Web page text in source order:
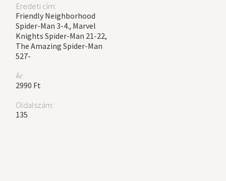
Eredeti cím:
Friendly Neighborhood
Spider-Man 3-4., Marvel
Knights Spider-Man 21-22,
The Amazing Spider-Man
527-
Ár:
2990 Ft
Oldalszám:
135